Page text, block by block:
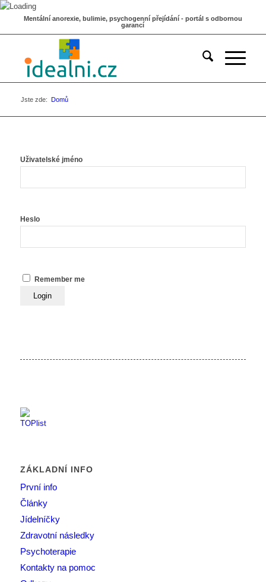
Mentální anorexie, bulimie, psychogenní přejídání - portál s odbornou
garancí
Jste zde: Domů
Uživatelské jméno
Heslo
Remember me
ZÁKLADNÍ INFO
První info
Články
Jídelníčky
Zdravotní následky
Psychoterapie
Kontakty na pomoc